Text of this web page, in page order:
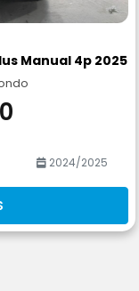
Manual 4p 2025
2024/2025